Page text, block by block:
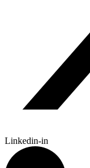
Linkedin-in